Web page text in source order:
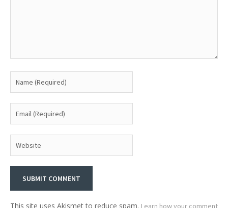
This site uses Akismet to reduce spam. Learn how your comment